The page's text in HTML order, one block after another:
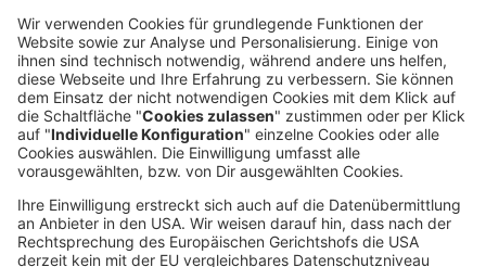
KONTAKTFORMULAR
DIREKT ANRUFEN
voxeljet 3D Newsletter
Aktuelles aus der additiven Fertigung